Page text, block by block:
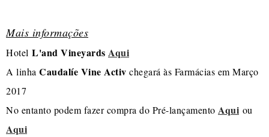
Mais informações
Hotel L'and Vineyards Aqui
A linha Caudalíe Vine Activ chegará às Farmácias em Março
2017
No entanto podem fazer compra do Pré-lançamento Aqui ou
Aqui